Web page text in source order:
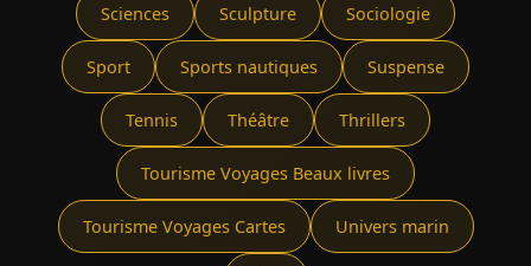
Sciences Sculpture Sociologie
Sport Sports nautiques Suspense
Tennis Théâtre Thrillers
Tourisme Voyages Beaux livres
Tourisme Voyages Cartes Univers marin